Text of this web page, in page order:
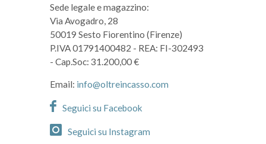
Sede legale e magazzino:
Via Avogadro, 28
50019 Sesto Fiorentino (Firenze)
P.IVA 01791400482 - REA: FI-302493
- Cap.Soc: 31.200,00 €
Email: info@oltreincasso.com
Seguici su Facebook
Seguici su Instagram